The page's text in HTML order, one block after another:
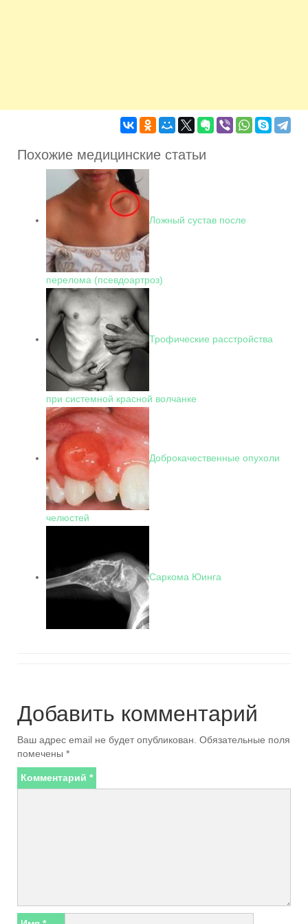
Похожие медицинские статьи
Ложный сустав после
перелома (псевдоартроз)
Трофические расстройства
при системной красной волчанке
Доброкачественные опухоли
челюстей
Саркома Юинга
Добавить комментарий
Ваш адрес email не будет опубликован. Обязательные поля
помечены *
Комментарий *